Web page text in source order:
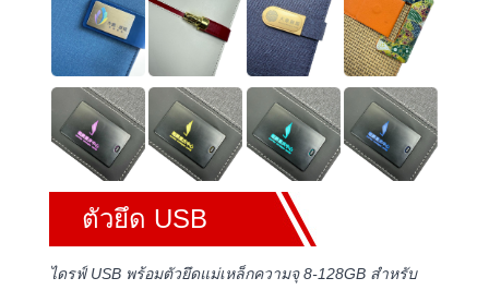
ตัวยึด USB
ไดรฟ์ USB พร้อมตัวยึดแม่เหล็กความจุ 8-128GB สำหรับ